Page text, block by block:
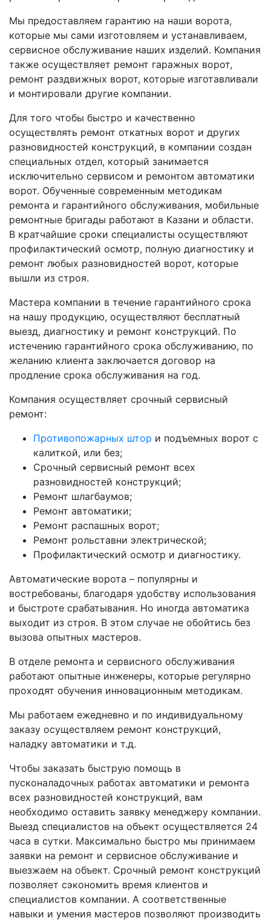
Мы предоставляем гарантию на наши ворота,
которые мы сами изготовляем и устанавливаем,
сервисное обслуживание наших изделий. Компания
также осуществляет ремонт гаражных ворот,
ремонт раздвижных ворот, которые изготавливали
и монтировали другие компании.
Для того чтобы быстро и качественно
осуществлять ремонт откатных ворот и других
разновидностей конструкций, в компании создан
специальных отдел, который занимается
исключительно сервисом и ремонтом автоматики
ворот. Обученные современным методикам
ремонта и гарантийного обслуживания, мобильные
ремонтные бригады работают в Казани и области.
В кратчайшие сроки специалисты осуществляют
профилактический осмотр, полную диагностику и
ремонт любых разновидностей ворот, которые
вышли из строя.
Мастера компании в течение гарантийного срока
на нашу продукцию, осуществляют бесплатный
выезд, диагностику и ремонт конструкций. По
истечению гарантийного срока обслуживанию, по
желанию клиента заключается договор на
продление срока обслуживания на год.
Компания осуществляет срочный сервисный
ремонт:
Противопожарных штор и подъемных ворот с
калиткой, или без;
Срочный сервисный ремонт всех
разновидностей конструкций;
Ремонт шлагбаумов;
Ремонт автоматики;
Ремонт распашных ворот;
Ремонт рольставни электрической;
Профилактический осмотр и диагностику.
Автоматические ворота – популярны и
востребованы, благодаря удобству использования
и быстроте срабатывания. Но иногда автоматика
выходит из строя. В этом случае не обойтись без
вызова опытных мастеров.
В отделе ремонта и сервисного обслуживания
работают опытные инженеры, которые регулярно
проходят обучения инновационным методикам.
Мы работаем ежедневно и по индивидуальному
заказу осуществляем ремонт конструкций,
наладку автоматики и т.д.
Чтобы заказать быструю помощь в
пусконаладочных работах автоматики и ремонта
всех разновидностей конструкций, вам
необходимо оставить заявку менеджеру компании.
Выезд специалистов на объект осуществляется 24
часа в сутки. Максимально быстро мы принимаем
заявки на ремонт и сервисное обслуживание и
выезжаем на объект. Срочный ремонт конструкций
позволяет сэкономить время клиентов и
специалистов компании. А соответственные
навыки и умения мастеров позволяют производить